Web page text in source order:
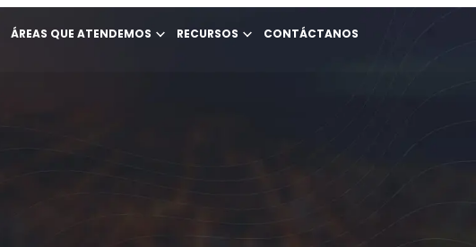
ÁREAS QUE ATENDEMOS RECURSOS CONTÁCTANOS